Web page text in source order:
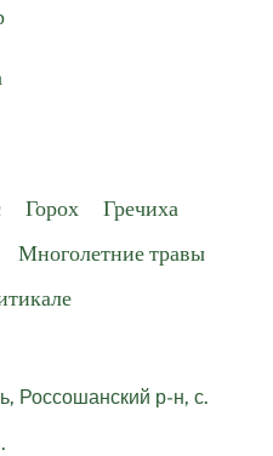
Горох
Гречиха
Многолетние травы
Россошанский р-н, с.